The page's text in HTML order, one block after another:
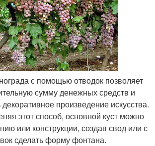
с помощью отводок позволяет
сумму денежных средств и
произведение искусства.
этот способ, основной куст можно
или конструкции, создав свод или с
сделать форму фонтана.